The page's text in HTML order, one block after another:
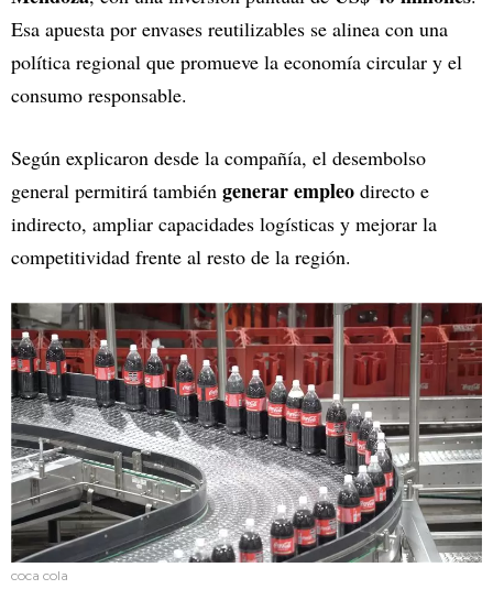
Esa apuesta por envases reutilizables se alinea con una
política regional que promueve la economía circular y el
consumo responsable.
Según explicaron desde la compañía, el desembolso
general permitirá también generar empleo directo e
indirecto, ampliar capacidades logísticas y mejorar la
competitividad frente al resto de la región.
coca cola